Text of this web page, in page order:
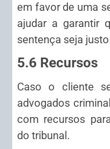
em favor de uma
ajudar a garantir
sentença seja
5.6 Recursos
Caso o cliente
advogados
com recursos
do tribunal.